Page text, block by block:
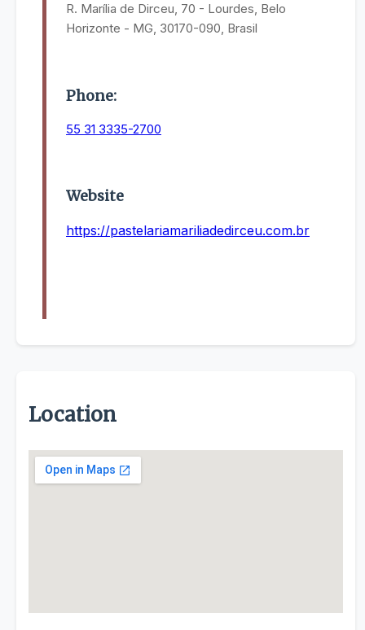
R. Marília de Dirceu, 70 - Lourdes, Belo
Horizonte - MG, 30170-090, Brasil
Phone:
55 31 3335-2700
Website
https://pastelariamariliadedirceu.com.br
Location